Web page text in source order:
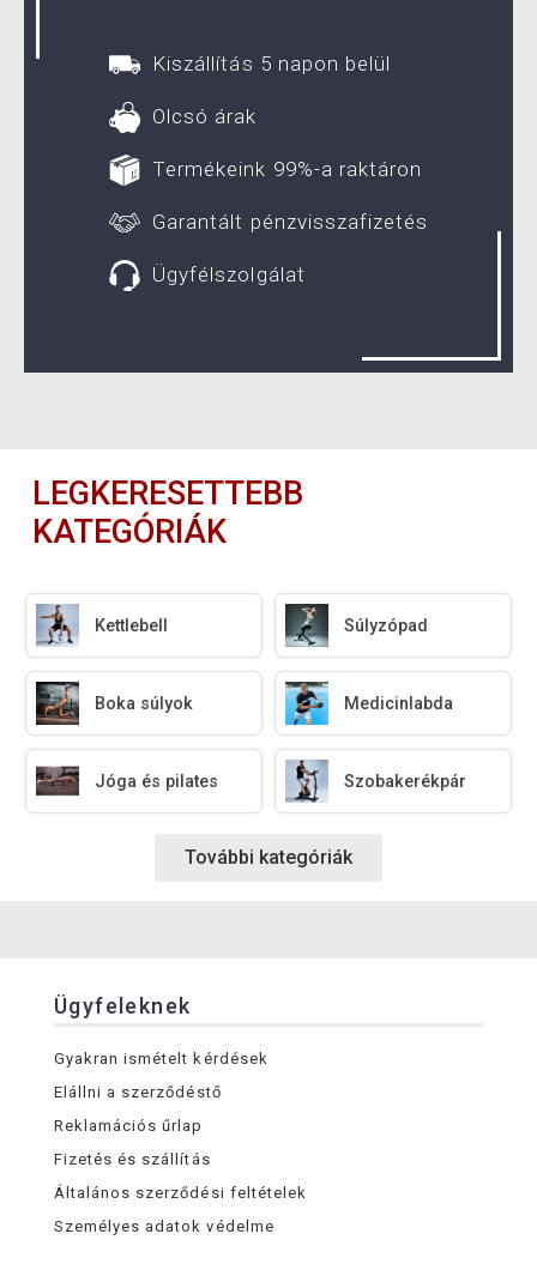
Kiszállítás 5 napon belül
Olcsó árak
Termékeink 99%-a raktáron
Garantált pénzvisszafizetés
Ügyfélszolgálat
LEGKERESETTEBB
KATEGÓRIÁK
Kettlebell Súlyzópad
Boka súlyok Medicinlabda
Jóga és pilates Szobakerékpár
További kategóriák
Ügyfeleknek
Gyakran ismételt kérdések
Elállni a szerződéstő
Reklamációs űrlap
Fizetés és szállítás
Általános szerződési feltételek
Személyes adatok védelme